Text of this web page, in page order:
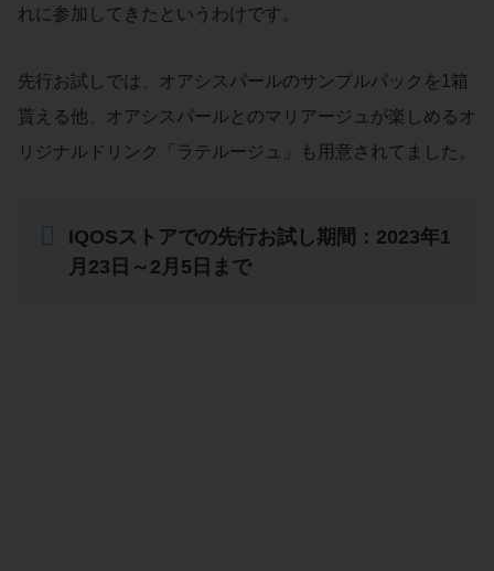
れに参加してきたというわけです。
先行お試しでは、オアシスパールのサンプルパックを1箱
貰える他、オアシスパールとのマリアージュが楽しめるオ
リジナルドリンク「ラテルージュ」も用意されてました。
IQOSストアでの先行お試し期間：2023年1
月23日～2月5日まで